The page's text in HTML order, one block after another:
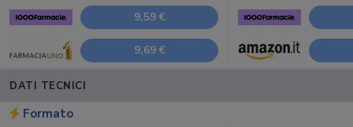
9,59 €
9,69 €
DATI TECNICI
Formato